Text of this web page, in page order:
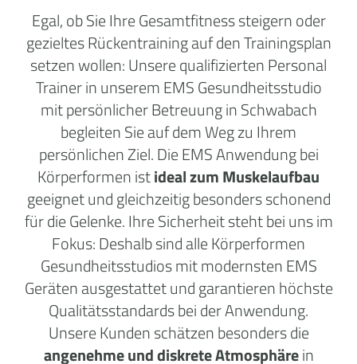
Egal, ob Sie Ihre Gesamtfitness steigern oder
gezieltes Rückentraining auf den Trainingsplan
setzen wollen: Unsere qualifizierten Personal
Trainer in unserem EMS Gesundheitsstudio
mit persönlicher Betreuung in Schwabach
begleiten Sie auf dem Weg zu Ihrem
persönlichen Ziel. Die EMS Anwendung bei
Körperformen istideal zum Muskelaufbau
geeignet und gleichzeitig besonders schonend
für die Gelenke. Ihre Sicherheit steht bei uns im
Fokus: Deshalb sind alle Körperformen
Gesundheitsstudios mit modernsten EMS
Geräten ausgestattet und garantieren höchste
Qualitätsstandards bei der Anwendung.
Unsere Kunden schätzen besonders die
angenehme und diskrete Atmosphärein